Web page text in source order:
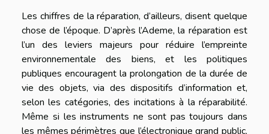
Les chiffres de la réparation, d’ailleurs, disent quelque
chose de l’époque. D’après l’Ademe, la réparation est
l’un des leviers majeurs pour réduire l’empreinte
environnementale des biens, et les politiques
publiques encouragent la prolongation de la durée de
vie des objets, via des dispositifs d’information et,
selon les catégories, des incitations à la réparabilité.
Même si les instruments ne sont pas toujours dans
les mêmes périmètres que l’électronique grand public,